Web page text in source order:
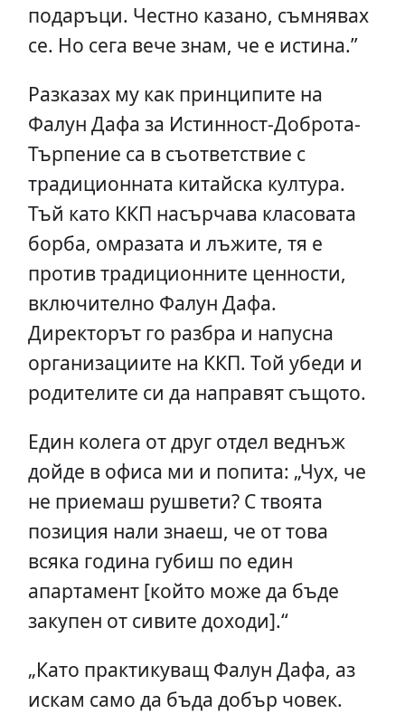
подаръци. Честно казано, съмнявах
се. Но сега вече знам, че е истина.”
Разказах му как принципите на
Фалун Дафа за Истинност-Доброта-
Търпение са в съответствие с
традиционната китайска култура.
Тъй като ККП насърчава класовата
борба, омразата и лъжите, тя е
против традиционните ценности,
включително Фалун Дафа.
Директорът го разбра и напусна
организациите на ККП. Той убеди и
родителите си да направят същото.
Един колега от друг отдел веднъж
дойде в офиса ми и попита: „Чух, че
не приемаш рушвети? С твоята
позиция нали знаеш, че от това
всяка година губиш по един
апартамент [който може да бъде
закупен от сивите доходи].“
„Като практикуващ Фалун Дафа, аз
искам само да бъда добър човек.